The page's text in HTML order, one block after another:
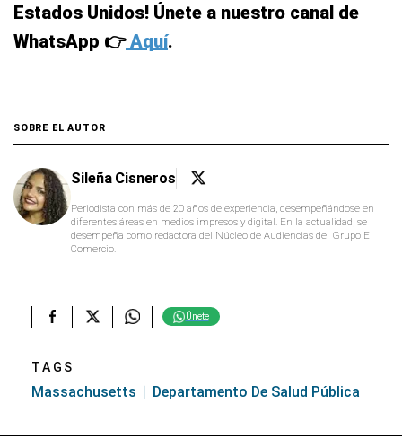
Estados Unidos! Únete a nuestro canal de
WhatsApp 👉Aquí.
SOBRE EL AUTOR
Sileña Cisneros
Periodista con más de 20 años de experiencia, desempeñándose en
diferentes áreas en medios impresos y digital. En la actualidad, se
desempeña como redactora del Núcleo de Audiencias del Grupo El
Comercio.
Únete
TAGS
Massachusetts Departamento De Salud Pública